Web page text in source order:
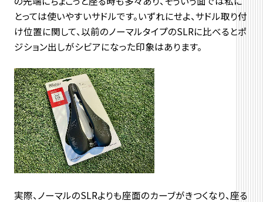
とっては使いやすいサドルです。いずれにせよ、サドル取り付
け位置に関して、以前のノーマルタイプのSLRに比べるとポ
ジション出しがシビアになった印象はあります。
実際、ノーマルのSLRよりも座面のカーブがきつくなり、座る